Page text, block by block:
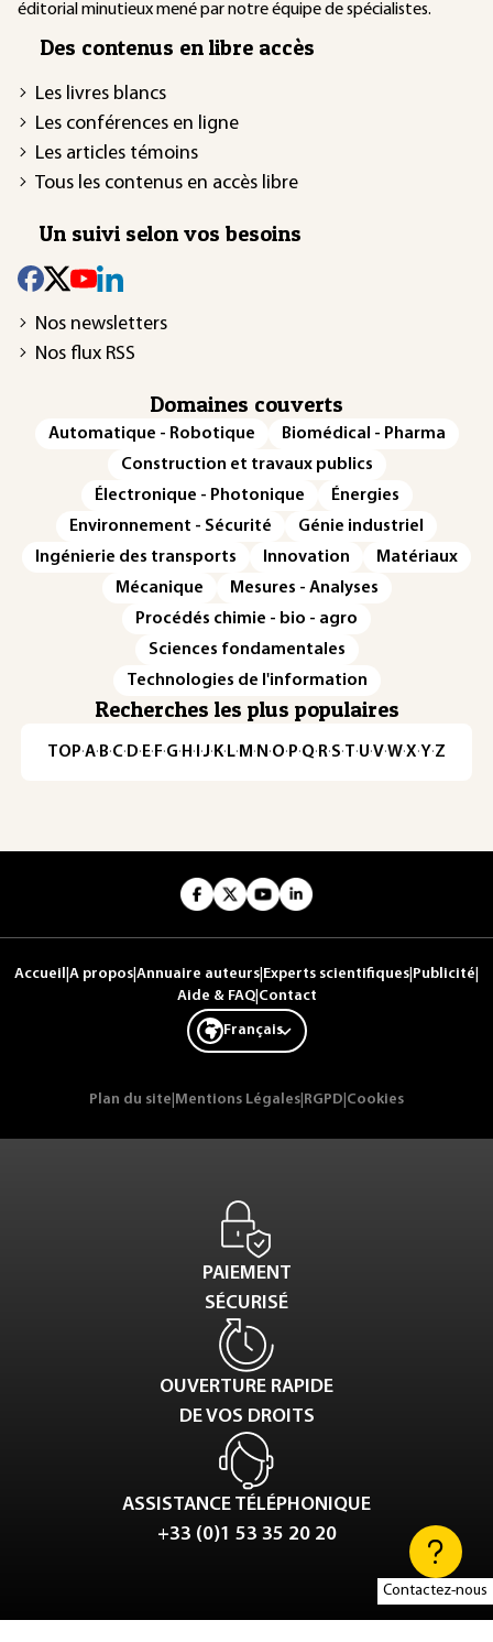
Contactez-nous
éditorial minutieux mené par notre équipe de spécialistes.
Des contenus en libre accès
Les livres blancs
Les conférences en ligne
Les articles témoins
Tous les contenus en accès libre
Un suivi selon vos besoins
Nos newsletters
Nos flux RSS
Domaines couverts
Automatique - Robotique
Biomédical - Pharma
Construction et travaux publics
Électronique - Photonique
Énergies
Environnement - Sécurité
Génie industriel
Ingénierie des transports
Innovation
Matériaux
Mécanique
Mesures - Analyses
Procédés chimie - bio - agro
Sciences fondamentales
Technologies de l'information
Recherches les plus populaires
TOP·A·B·C· D· E· F·G· H · ·J· K· L· M · N ·O· P·Q· R·S·T·U·V·W·X·Y·Z
Accueil A propos Annuaire auteurs Experts scientifiques Publicité
Aide & FAQ| Contact
Français
Plan du site Mentions Légales RGPD Cookies
PAIEMENT
SÉCURISÉ
OUVERTURE RAPIDE
DE VOS DROITS
ASSISTANCE TÉLÉPHONIQUE
+33 (0)1 53 35 20 20